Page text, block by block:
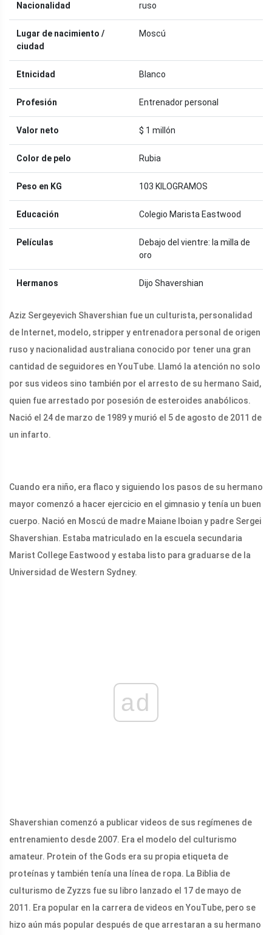
Nacionalidad ruso
Lugar de nacimiento /
ciudad
Moscú
Etnicidad Blanco
Profesión Entrenador personal
Valor neto $ 1 millón
Color de pelo Rubia
Peso en KG 103 KILOGRAMOS
Educación Colegio Marista Eastwood
Películas
Debajo del vientre: la milla de
oro
Hermanos Dijo Shavershian
Aziz Sergeyevich Shavershian fue un culturista, personalidad
de Internet, modelo, stripper y entrenadora personal de origen
ruso y nacionalidad australiana conocido por tener una gran
cantidad de seguidores en YouTube. Llamó la atención no solo
por sus videos sino también por el arresto de su hermano Said,
quien fue arrestado por posesión de esteroides anabólicos.
Nació el 24 de marzo de 1989 y murió el 5 de agosto de 2011 de
un infarto.
Cuando era niño, era flaco y siguiendo los pasos de su hermano
mayor comenzó a hacer ejercicio en el gimnasio y tenía un buen
cuerpo. Nació en Moscú de madre Maiane Iboian y padre Sergei
Shavershian. Estaba matriculado en la escuela secundaria
Marist College Eastwood y estaba listo para graduarse de la
Universidad de Western Sydney.
ad
Shavershian comenzó a publicar videos de sus regímenes de
entrenamiento desde 2007. Era el modelo del culturismo
amateur. Protein of the Gods era su propia etiqueta de
proteínas y también tenía una línea de ropa. La Biblia de
culturismo de Zyzzs fue su libro lanzado el 17 de mayo de
2011. Era popular en la carrera de videos en YouTube, pero se
hizo aún más popular después de que arrestaran a su hermano